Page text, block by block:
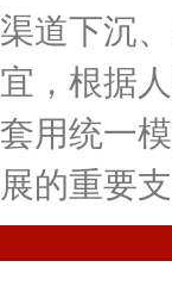
渠道下沉
宜，根据
套用统一
展的重要支